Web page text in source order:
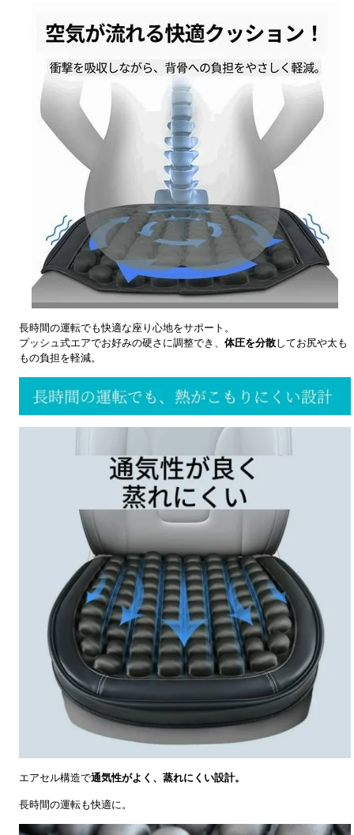
長時間の運転でも快適な座り心地をサポート。
プッシュ式エアでお好みの硬さに調整でき、体圧を分散してお尻や太も
もの負担を軽減。
エアセル構造で通気性がよく、蒸れにくい設計。
長時間の運転も快適に。